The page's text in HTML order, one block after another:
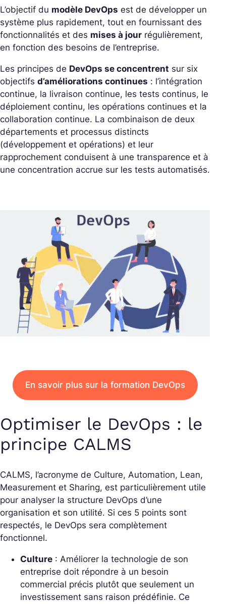
L’objectif du modèle DevOps est de développer un
système plus rapidement, tout en fournissant des
fonctionnalités et des mises à jour régulièrement,
en fonction des besoins de l’entreprise.
Les principes de DevOps se concentrent sur six
objectifs d’améliorations continues : l’intégration
continue, la livraison continue, les tests continus, le
déploiement continu, les opérations continues et la
collaboration continue. La combinaison de deux
départements et processus distincts
(développement et opérations) et leur
rapprochement conduisent à une transparence et à
une concentration accrue sur les tests automatisés.
En savoir plus sur la formation DevOps
Optimiser le DevOps : le
principe CALMS
CALMS, l’acronyme de Culture, Automation, Lean,
Measurement et Sharing, est particulièrement utile
pour analyser la structure DevOps d’une
organisation et son utilité. Si ces 5 points sont
respectés, le DevOps sera complètement
fonctionnel.
Culture : Améliorer la technologie de son
entreprise doit répondre à un besoin
commercial précis plutôt que seulement un
investissement sans raison prédéfinie. Ce